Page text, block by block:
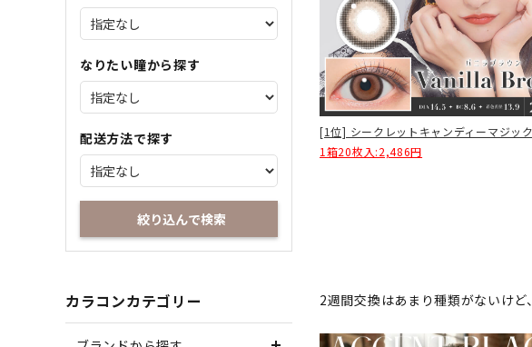
なりたい瞳から探す
配送方法で探す
絞り込んで検索
カラコンカテゴリー
[1位] シークレットキャンディーマジック
1箱20枚入:2,486円
2週間交換はあまり種類がないけど